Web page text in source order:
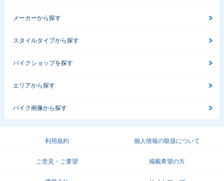
メーカーから探す
スタイルタイプから探す
バイクショップを探す
エリアから探す
バイク画像から探す
利用規約 個人情報の取扱について
ご意見・ご要望 掲載希望の方